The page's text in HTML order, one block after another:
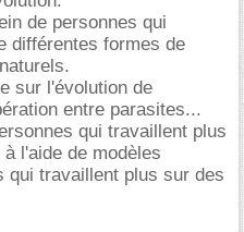
de personnes qui
différentes formes de
sur l'évolution de
entre parasites...
qui travaillent plus
l'aide de modèles
qui travaillent plus sur des